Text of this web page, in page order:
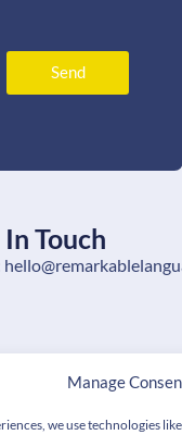
Manage
we use technologies
Send
Touch